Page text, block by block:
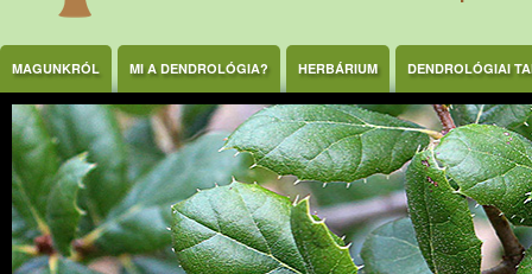
MAGUNKRÓL MI A DENDROLÓGIA? HERBÁRIUM DENDROLÓGIAI